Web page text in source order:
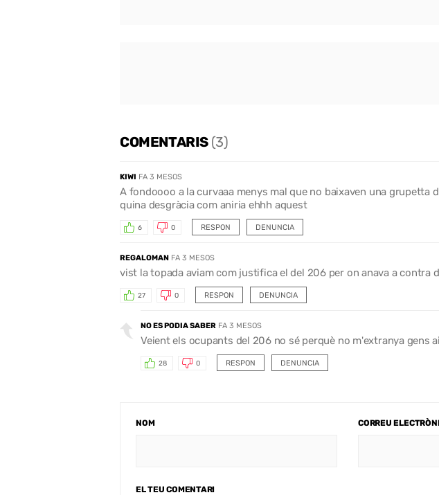
COMENTARIS (3)
KIWI FA 3 MESOS
A fondoooo a la curvaaa menys mal que no baixaven una grupetta
quina desgràcia com aniria ehhh aquest
RESPON
6 0 DENUNCIA
REGALOMAN FA 3 MESOS
vist la topada aviam com justifica el del 206 per on anava a contra
RESPON
27 0 DENUNCIA
NO ES PODIA SABER FA 3 MESOS
Veient els ocupants del 206 no sé perquè no m'extranya gens
RESPON
28 0 DENUNCIA
NOM CORREU
EL TEU COMENTARI